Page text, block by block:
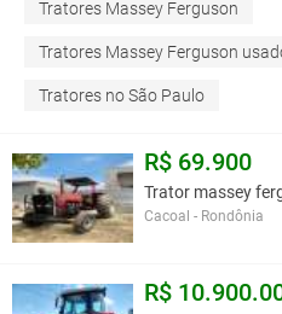
Tratores Massey Ferguson
Tratores Massey Ferguson
Tratores no São Paulo
R$ 69.900
Trator massey
Cacoal - Rondônia
R$